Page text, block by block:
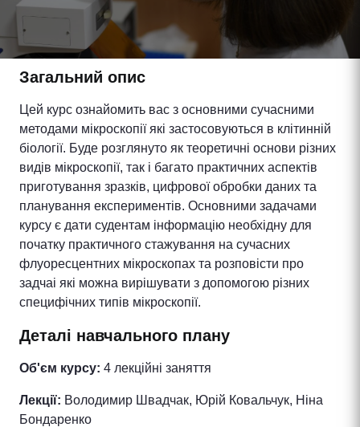
Загальний опис
Цей курс ознайомить вас з основними сучасними
методами мікроскопії які застосовуються в клітинній
біології. Буде розглянуто як теоретичні основи різних
видів мікроскопії, так і багато практичних аспектів
приготування зразків, цифрової обробки даних та
планування експериментів. Основними задачами
курсу є дати судентам інформацію необхідну для
початку практичного стажування на сучасних
флуоресцентних мікроскопах та розповісти про
задчаі які можна вирішувати з допомогою різних
специфічних типів мікроскопії.
Деталі навчального плану
Об'єм курсу: 4 лекційні заняття
Лекції: Володимир Швадчак, Юрій Ковальчук, Ніна
Бондаренко